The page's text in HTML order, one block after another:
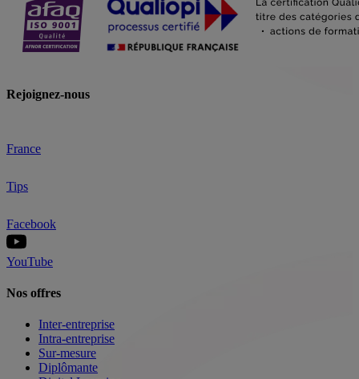
Rejoignez-nous
France
Tips
Facebook
YouTube
Nos offres
Inter-entreprise
Intra-entreprise
Sur-mesure
Diplômante